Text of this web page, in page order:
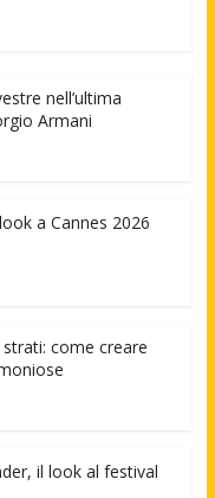
nell’ultima
Armani
a Cannes 2026
come creare
il look al festival